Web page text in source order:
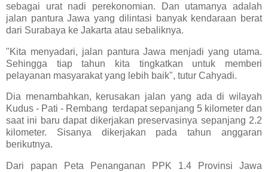
sebagai urat nadi perekonomian. Dan utamanya adalah
jalan pantura Jawa yang dilintasi banyak kendaraan berat
dari Surabaya ke Jakarta atau sebaliknya.
"Kita menyadari, jalan pantura Jawa menjadi yang utama.
Sehingga tiap tahun kita tingkatkan untuk memberi
pelayanan masyarakat yang lebih baik", tutur Cahyadi.
Dia menambahkan, kerusakan jalan yang ada di wilayah
Kudus - Pati - Rembang terdapat sepanjang 5 kilometer dan
saat ini baru dapat dikerjakan preservasinya sepanjang 2.2
kilometer. Sisanya dikerjakan pada tahun anggaran
berikutnya.
Dari papan Peta Penanganan PPK 1.4 Provinsi Jawa